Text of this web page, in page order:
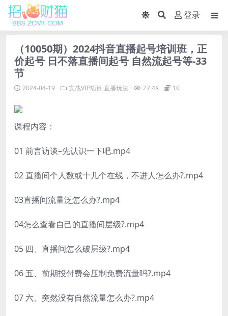
登录
（10050期）2024抖音直播起号培训班，正
价起号 日不落直播间起号 自然流起号等-33
节
2024-04-19 实战VIP项目 直播玩法 27.4K 10
课程内容：
01 前言访谈–先认识一下吧.mp4
02 直播间个人数或十几个在线，不进人怎么办?.mp4
03直播间流量泛怎么办?.mp4
04怎么查看自己的直播间层级?.mp4
05 四、直播间怎么破层级?.mp4
06 五、前期投付费会压制免费流量吗?.mp4
07 六、突然没有自然流量怎么办?.mp4